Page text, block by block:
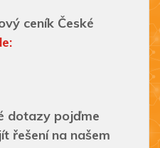
ceník České
dotazy pojďme
řešení na našem